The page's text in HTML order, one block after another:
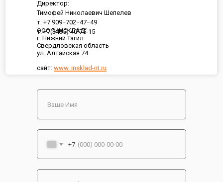
ООО "ИНСКЛАД"
г. Нижний Тагил
Свердловская область
ул. Алтайская 74
сайт: www. insklad-nt.ru
Директор:
Тимофей Николаевич Шепелев
т. +7 909−702−47−49
т. +7(3435) 40-75-15
+7